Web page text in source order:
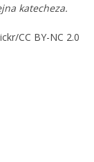
katecheza.
CC BY-NC 2.0